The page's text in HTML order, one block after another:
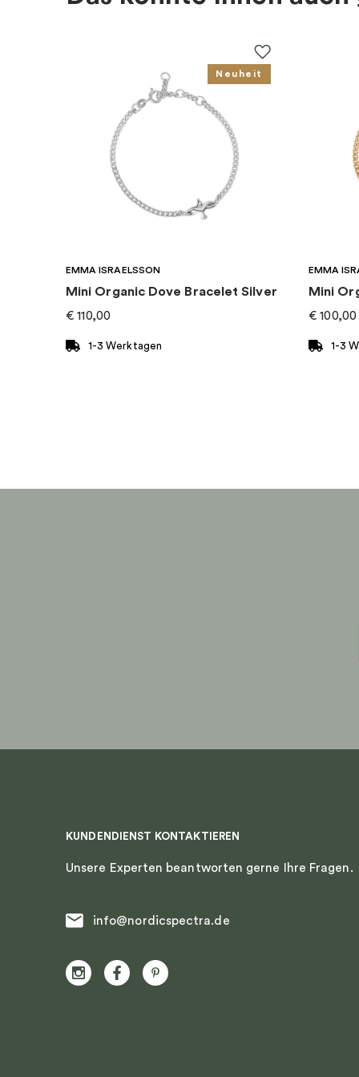
Charm Club
: Charms
Marke Thomas Sabo
Neuheit
EMMA ISRAELSSON
Mini Organic Dove Bracelet Silver
€ 110,00
1-3 Werktagen
EMMA
Mini
€ 100,00
1-3
KUNDENDIENST KONTAKTIEREN
Unsere Experten beantworten gerne Ihre Fragen.
info@nordicspectra.de